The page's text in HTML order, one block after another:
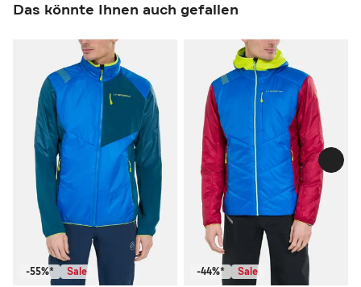
Das könnte Ihnen auch gefallen
-55%* Sale -44%* Sale